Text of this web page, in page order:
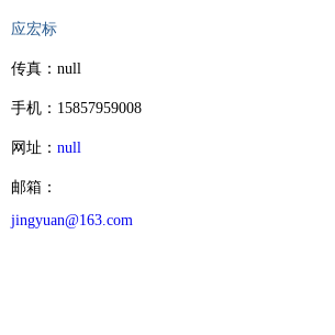
应宏标
传真：null
手机：15857959008
网址： null
邮箱：
jingyuan@163.com